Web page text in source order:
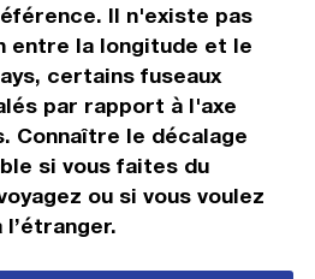
Il n'existe pas
entre la longitude et le
certains fuseaux
par rapport à l'axe
Connaître le décalage
si vous faites du
ou si vous voulez
l’étranger.